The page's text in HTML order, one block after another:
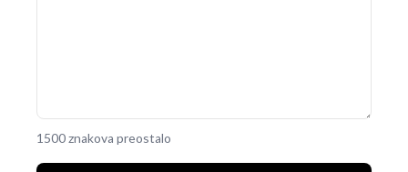
1500 znakova preostalo